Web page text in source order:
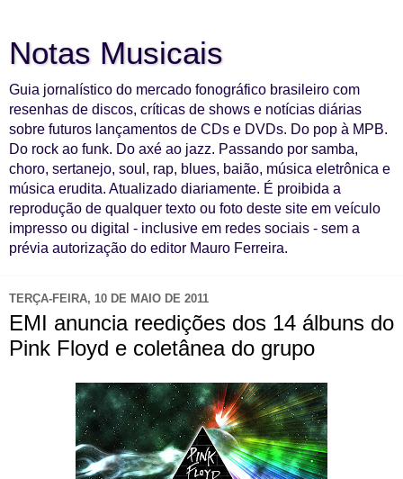
Notas Musicais
Guia jornalístico do mercado fonográfico brasileiro com
resenhas de discos, críticas de shows e notícias diárias
sobre futuros lançamentos de CDs e DVDs. Do pop à MPB.
Do rock ao funk. Do axé ao jazz. Passando por samba,
choro, sertanejo, soul, rap, blues, baião, música eletrônica e
música erudita. Atualizado diariamente. É proibida a
reprodução de qualquer texto ou foto deste site em veículo
impresso ou digital - inclusive em redes sociais - sem a
prévia autorização do editor Mauro Ferreira.
TERÇA-FEIRA, 10 DE MAIO DE 2011
EMI anuncia reedições dos 14 álbuns do
Pink Floyd e coletânea do grupo